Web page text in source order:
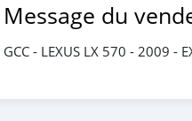
Message du
GCC - LEXUS LX 570 - 2009 -